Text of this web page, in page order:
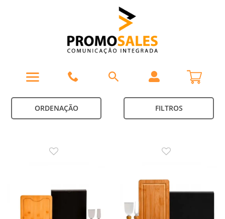
ORDENAÇÃO FILTROS